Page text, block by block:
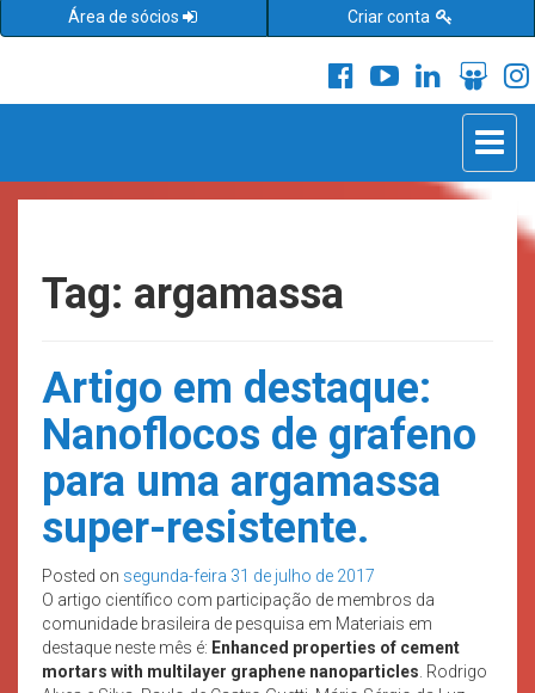
Área de sócios Criar conta
Toggle
Tag: argamassa
Artigo em destaque:
Nanoflocos de grafeno
para uma argamassa
super-resistente.
Posted on segunda-feira 31 de julho de 2017
O artigo científico com participação de membros da
comunidade brasileira de pesquisa em Materiais em
destaque neste mês é: Enhanced properties of cement
mortars with multilayer graphene nanoparticles . Rodrigo